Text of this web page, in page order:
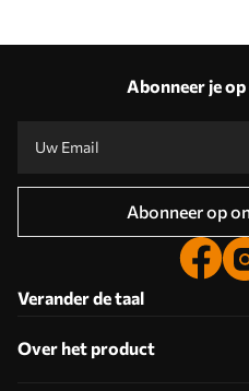
Abonneer je
Abonneer op
Verander de taal
Over het product